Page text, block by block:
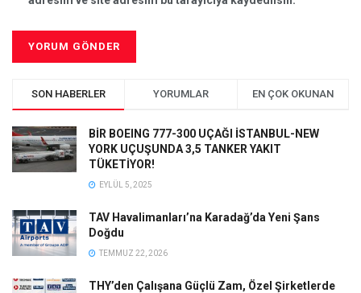
SON HABERLER YORUMLAR EN ÇOK OKUNAN
BİR BOEING 777-300 UÇAĞI İSTANBUL-NEW
YORK UÇUŞUNDA 3,5 TANKER YAKIT
TÜKETİYOR!
EYLÜL 5, 2025
TAV Havalimanları’na Karadağ’da Yeni Şans
Doğdu
TEMMUZ 22, 2026
THY’den Çalışana Güçlü Zam, Özel Şirketlerde